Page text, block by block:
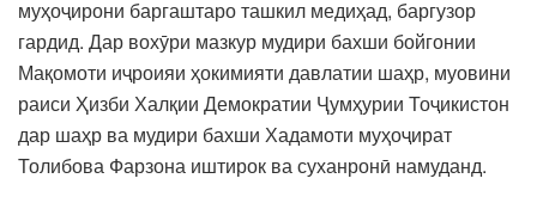
муҳоҷирони баргаштаро ташкил медиҳад, баргузор
гардид. Дар вохӯри мазкур мудири бахши бойгонии
Мақомоти иҷроияи ҳокимияти давлатии шаҳр, муовини
раиси Ҳизби Халқии Демократии Ҷумҳурии Тоҷикистон
дар шаҳр ва мудири бахши Хадамоти муҳоҷират
Толибова Фарзона иштирок ва суханронӣ намуданд.